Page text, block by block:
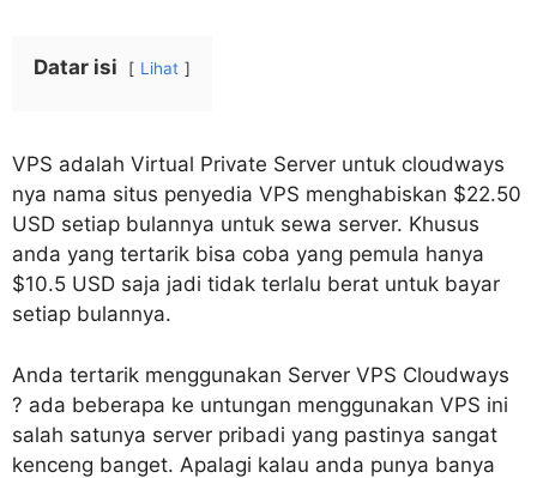
Datar isi Lihat
VPS adalah Virtual Private Server untuk cloudways
nya nama situs penyedia VPS menghabiskan $22.50
USD setiap bulannya untuk sewa server. Khusus
anda yang tertarik bisa coba yang pemula hanya
$10.5 USD saja jadi tidak terlalu berat untuk bayar
setiap bulannya.
Anda tertarik menggunakan Server VPS Cloudways
? ada beberapa ke untungan menggunakan VPS ini
salah satunya server pribadi yang pastinya sangat
kenceng banget. Apalagi kalau anda punya banya